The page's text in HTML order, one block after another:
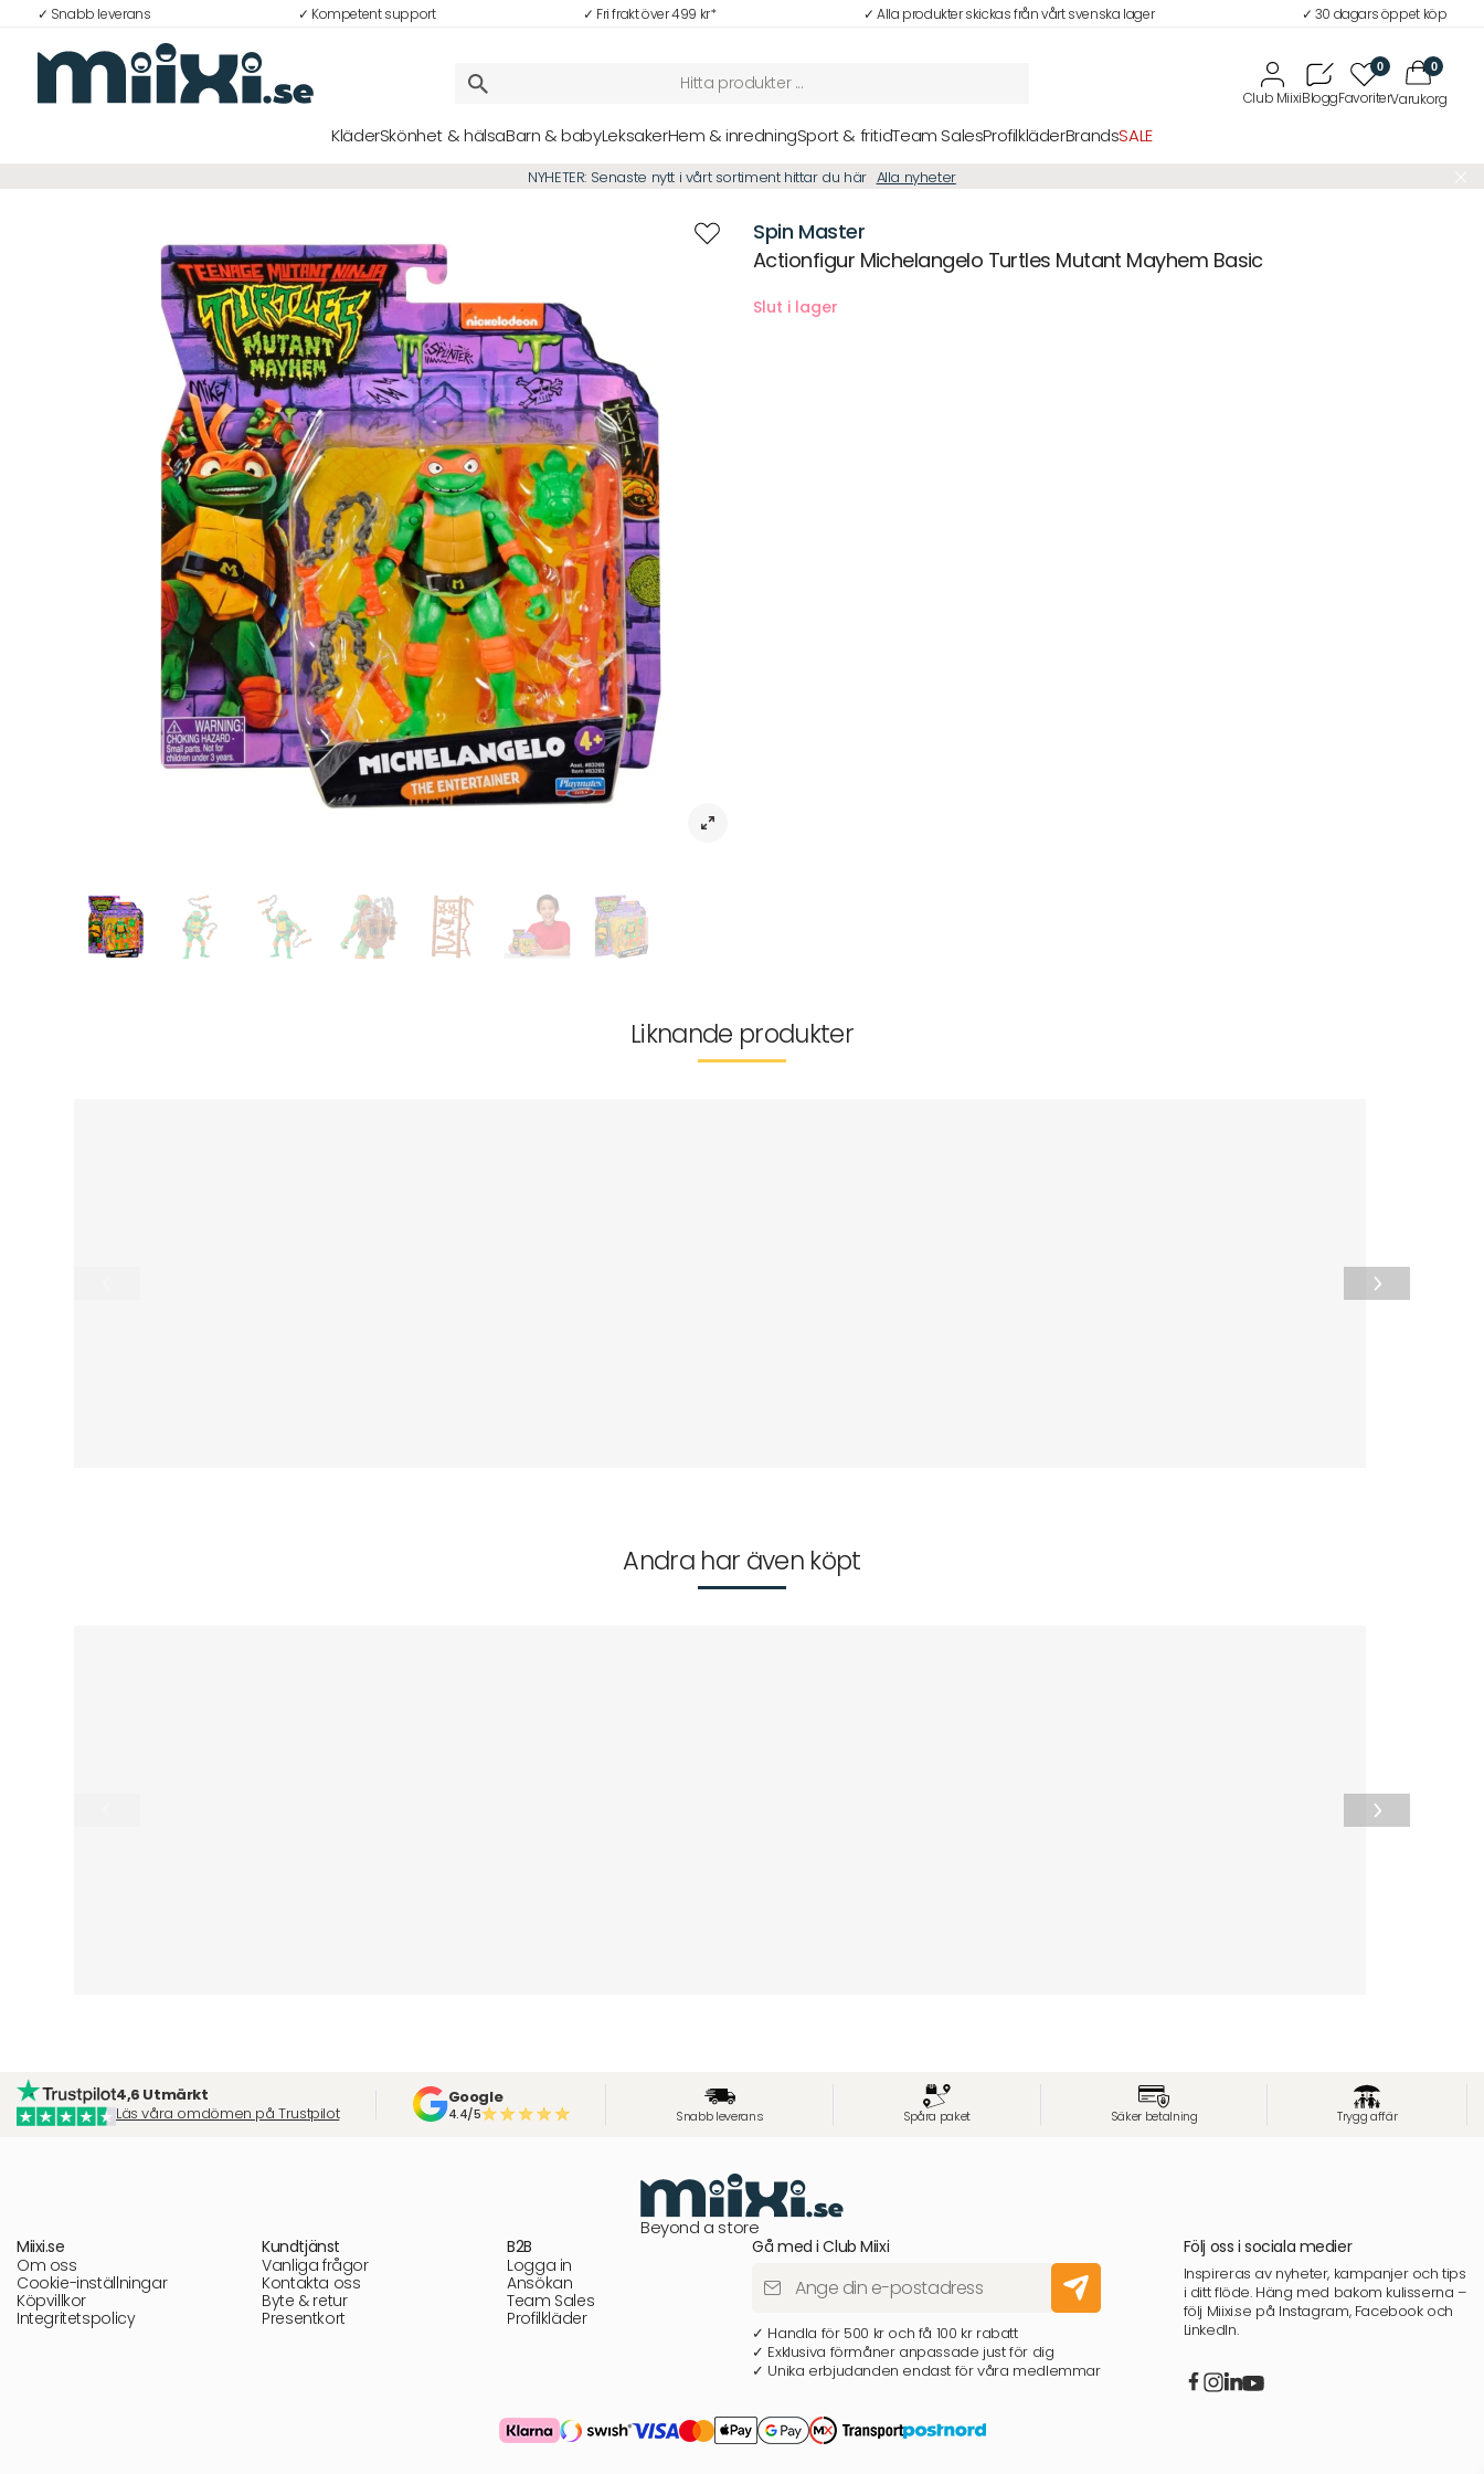
✓ Snabb leverans ✓ Kompetent support ✓ Fri frakt över 499 kr* ✓ Alla produkter skickas från vårt svenska lager ✓ 30 dagars öppet köp
0 0
KläderSkönhet & hälsaBarn & babyLeksakerHem & inredningSport & fritidTeam SalesProfilkläderBrandsSALE
Logga in
Bli medlem i Club Miixi
Glömt ditt lösenord?
Ansök om att bli B2B-kund
NYHETER: Senaste nytt i vårt sortiment hittar du här Alla nyheter
Spin Master
Actionfigur Michelangelo Turtles Mutant Mayhem Basic
Liknande produkter
Andra har även köpt
4,6 Utmärkt
Läs våra omdömen på Trustpilot
Google
4.4/5 Snabb leverans Spåra paket Säker betalning Trygg affär
Beyond a store
Miixi.se
Om oss
Cookie-inställningar
Köpvillkor
Integritetspolicy
Kundtjänst
Vanliga frågor
Kontakta oss
Byte & retur
Presentkort
B2B
Logga in
Ansökan
Team Sales
Profilkläder
Gå med i Club Miixi
✓ Handla för 500 kr och få 100 kr rabatt
✓ Exklusiva förmåner anpassade just för dig
✓ Unika erbjudanden endast för våra medlemmar
Följ oss i sociala medier
Inspireras av nyheter, kampanjer och tips
i ditt flöde. Häng med bakom kulisserna –
följ Miixi.se på Instagram, Facebook och
LinkedIn.